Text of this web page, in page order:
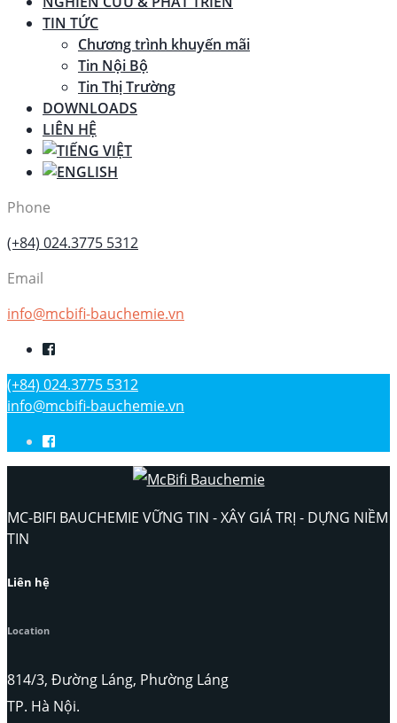
TIN TỨC
Chương trình khuyến mãi
Tin Nội Bộ
Tin Thị Trường
DOWNLOADS
LIÊN HỆ
Phone
(+84) 024.3775 5312
Email
info@mcbifi-bauchemie.vn
(+84) 024.3775 5312
info@mcbifi-bauchemie.vn
MC-BIFI BAUCHEMIE VỮNG TIN - XÂY GIÁ TRỊ - DỰNG NIỀM
TIN
Liên hệ
Location
814/3, Đường Láng, Phường Láng
TP. Hà Nội.